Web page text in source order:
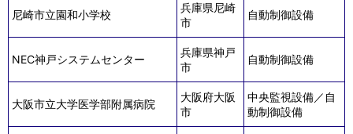
尼崎市立園和小学校
兵庫県尼崎
市
自動制御設備
NEC神戸システムセンター
兵庫県神戸
市
自動制御設備
大阪市立大学医学部附属病院
大阪府大阪
市
中央監視設備／自
動制御設備